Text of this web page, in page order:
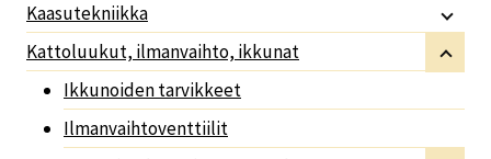
Kaasutekniikka
Kattoluukut, ilmanvaihto, ikkunat
Ikkunoiden tarvikkeet
Ilmanvaihtoventtiilit